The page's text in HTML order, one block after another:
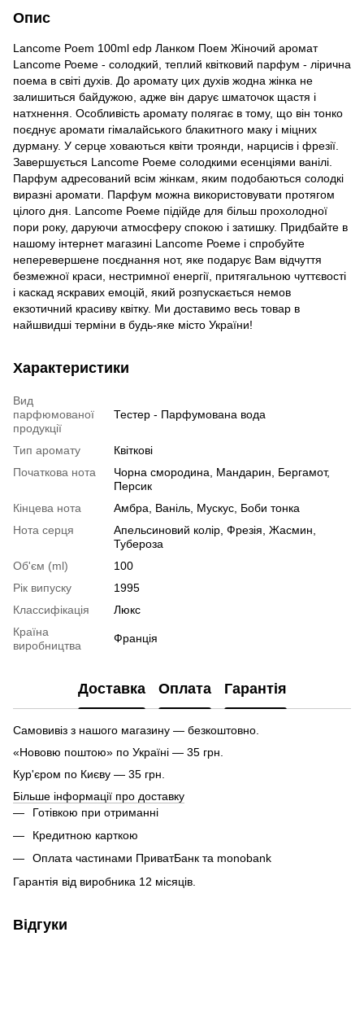
Опис
Lancome Poem 100ml edp Ланком Поем Жіночий аромат
Lancomе Роеме - солодкий, теплий квітковий парфум - лірична
поема в світі духів. До аромату цих духів жодна жінка не
залишиться байдужою, адже він дарує шматочок щастя і
натхнення. Особливість аромату полягає в тому, що він тонко
поєднує аромати гімалайського блакитного маку і міцних
дурману. У серце ховаються квіти троянди, нарцисів і фрезії.
Завершується Lancomе Роеме солодкими есенціями ванілі.
Парфум адресований всім жінкам, яким подобаються солодкі
виразні аромати. Парфум можна використовувати протягом
цілого дня. Lancomе Роеме підійде для більш прохолодної
пори року, даруючи атмосферу спокою і затишку. Придбайте в
нашому інтернет магазині Lancomе Роеме і спробуйте
неперевершене поєднання нот, яке подарує Вам відчуття
безмежної краси, нестримної енергії, притягальною чуттєвості
і каскад яскравих емоцій, який розпускається немов
екзотичний красиву квітку. Ми доставимо весь товар в
найшвидші терміни в будь-яке місто України!
Характеристики
Вид
парфюмованої
продукції
Тестер - Парфумована вода
Тип аромату
Квіткові
Початкова нота
Чорна смородина, Мандарин, Бергамот,
Персик
Кінцева нота
Амбра, Ваніль, Мускус, Боби тонка
Нота серця
Апельсиновий колір, Фрезія, Жасмин,
Тубероза
Об'єм (ml)
100
Рік випуску
1995
Классифікація
Люкс
Країна
виробництва
Франція
Доставка Оплата Гарантія
Самовивіз з нашого магазину — безкоштовно.
«Нововю поштою» по Україні — 35 грн.
Кур'єром по Києву — 35 грн.
Більше інформації про доставку
Готівкою при отриманні
Кредитною карткою
Оплата частинами ПриватБанк та monobank
Гарантія від виробника 12 місяців.
Відгуки